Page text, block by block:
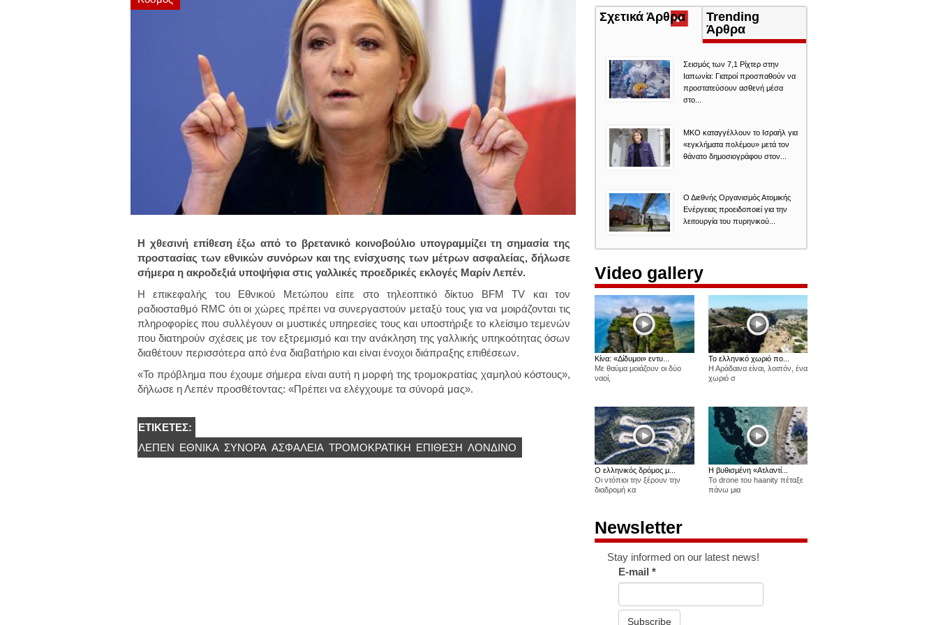
Η χθεσινή επίθεση έξω από το βρετανικό κοινοβούλιο υπογραμμίζει τη σημασία της
προστασίας των εθνικών συνόρων και της ενίσχυσης των μέτρων ασφαλείας, δήλωσε
σήμερα η ακροδεξιά υποψήφια στις γαλλικές προεδρικές εκλογές Μαρίν Λεπέν.
Η επικεφαλής του Εθνικού Μετώπου είπε στο τηλεοπτικό δίκτυο BFM TV και τον
ραδιοσταθμό RMC ότι οι χώρες πρέπει να συνεργαστούν μεταξύ τους για να μοιράζονται τις
πληροφορίες που συλλέγουν οι μυστικές υπηρεσίες τους και υποστήριξε το κλείσιμο τεμενών
που διατηρούν σχέσεις με τον εξτρεμισμό και την ανάκληση της γαλλικής υπηκοότητας όσων
διαθέτουν περισσότερα από ένα διαβατήριο και είναι ένοχοι διάπραξης επιθέσεων.
«Το πρόβλημα που έχουμε σήμερα είναι αυτή η μορφή της τρομοκρατίας χαμηλού κόστους»,
δήλωσε η Λεπέν προσθέτοντας: «Πρέπει να ελέγχουμε τα σύνορά μας».
ΕΤΙΚΈΤΕΣ:
ΛΕΠΕΝ ΕΘΝΙΚΑ ΣΥΝΟΡΑ ΑΣΦΑΛΕΙΑ ΤΡΟΜΟΚΡΑΤΙΚΗ ΕΠΊΘΕΣΗ ΛΟΝΔΊΝΟ
Σχετικά Άρθρα (ενεργή
καρτέλα)
Trending
Άρθρα
Σεισμός των 7,1 Ρίχτερ στην
Ιαπωνία: Γιατροί προσπαθούν να
προστατεύσουν ασθενή μέσα
στο...
ΜΚΟ καταγγέλλουν το Ισραήλ για
«εγκλήματα πολέμου» μετά τον
θάνατο δημοσιογράφου στον...
Ο Διεθνής Οργανισμός Ατομικής
Ενέργειας προειδοποιεί για την
λειτουργία του πυρηνικού...
Video gallery
Κίνα: «Δίδυμοι» εντυ...
Με θαύμα μοιάζουν οι δύο
ναοί,
Το ελληνικό χωριό πο...
Η Αράδαινα είναι, λοιπόν, ένα
χωριό σ
Ο ελληνικός δρόμος μ...
Οι ντόπιοι την ξέρουν την
διαδρομή κα
Η βυθισμένη «Ατλαντί...
Το drone του haanity πέταξε
πάνω μια
Newsletter
Stay informed on our latest news!
E-mail*
Subscribe